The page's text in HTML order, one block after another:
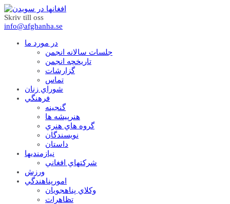
Skriv till oss
info@afghanha.se
در مورد ما
جلسات سالانه انجمن
تاریخچه انجمن
گزارشات
تماس
شوراي زنان
فرهنگي
گنجينه
هنرپيشه ها
گروه هاي هنري
نويسندگان
داستان
نيازمنديها
شرکتهاي افغاني
ورزش
امورپناهندگي
وکلاي پناهجويان
تظاهرات